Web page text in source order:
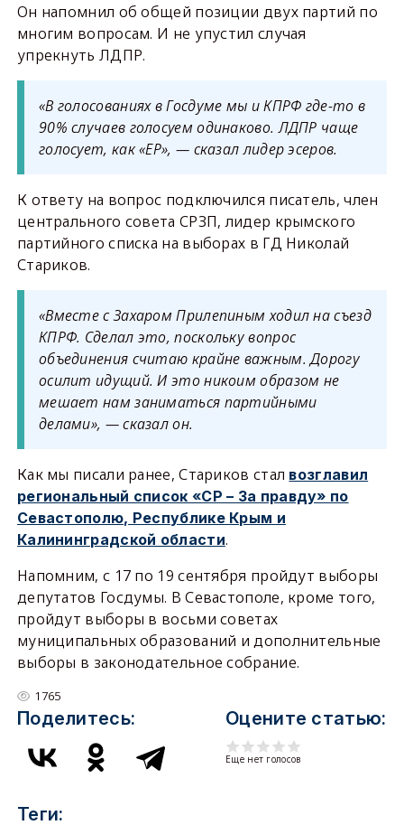
Он напомнил об общей позиции двух партий по
многим вопросам. И не упустил случая
упрекнуть ЛДПР.
«В голосованиях в Госдуме мы и КПРФ где-то в
90% случаев голосуем одинаково. ЛДПР чаще
голосует, как «ЕР», — сказал лидер эсеров.
К ответу на вопрос подключился писатель, член
центрального совета СРЗП, лидер крымского
партийного списка на выборах в ГД Николай
Стариков.
«Вместе с Захаром Прилепиным ходил на съезд
КПРФ. Сделал это, поскольку вопрос
объединения считаю крайне важным. Дорогу
осилит идущий. И это никоим образом не
мешает нам заниматься партийными
делами», — сказал он.
Как мы писали ранее, Стариков стал возглавил
региональный список «СР – За правду» по
Севастополю, Республике Крым и
Калининградской области.
Напомним, с 17 по 19 сентября пройдут выборы
депутатов Госдумы. В Севастополе, кроме того,
пройдут выборы в восьми советах
муниципальных образований и дополнительные
выборы в законодательное собрание.
1765
Поделитесь: Оцените статью:
Еще нет голосов
Теги: